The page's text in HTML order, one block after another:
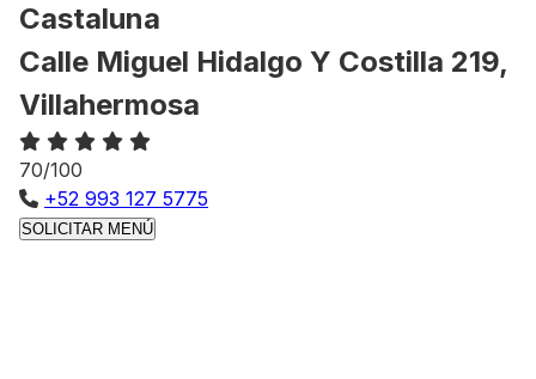
Castaluna
Calle Miguel Hidalgo Y Costilla 219,
Villahermosa
70/100
+52 993 127 5775
SOLICITAR MENÚ